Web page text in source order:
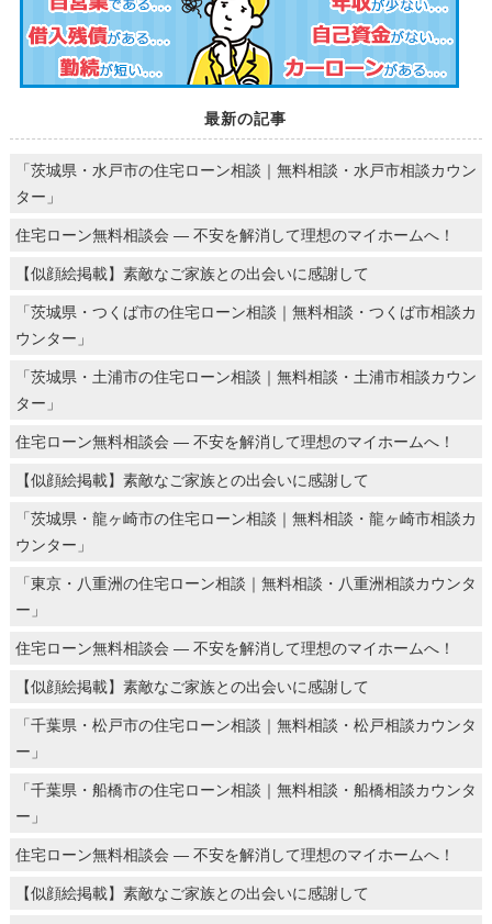
最新の記事
「茨城県・水戸市の住宅ローン相談｜無料相談・水戸市相談カウン
ター」
住宅ローン無料相談会 ― 不安を解消して理想のマイホームへ！
【似顔絵掲載】素敵なご家族との出会いに感謝して
「茨城県・つくば市の住宅ローン相談｜無料相談・つくば市相談カ
ウンター」
「茨城県・土浦市の住宅ローン相談｜無料相談・土浦市相談カウン
ター」
住宅ローン無料相談会 ― 不安を解消して理想のマイホームへ！
【似顔絵掲載】素敵なご家族との出会いに感謝して
「茨城県・龍ヶ崎市の住宅ローン相談｜無料相談・龍ヶ崎市相談カ
ウンター」
「東京・八重洲の住宅ローン相談｜無料相談・八重洲相談カウンタ
ー」
住宅ローン無料相談会 ― 不安を解消して理想のマイホームへ！
【似顔絵掲載】素敵なご家族との出会いに感謝して
「千葉県・松戸市の住宅ローン相談｜無料相談・松戸相談カウンタ
ー」
「千葉県・船橋市の住宅ローン相談｜無料相談・船橋相談カウンタ
ー」
住宅ローン無料相談会 ― 不安を解消して理想のマイホームへ！
【似顔絵掲載】素敵なご家族との出会いに感謝して